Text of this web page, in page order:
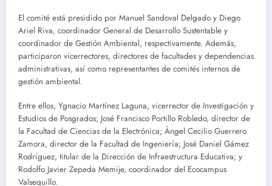
El comité está presidido por Manuel Sandoval Delgado y Diego
Ariel Riva, coordinador General de Desarrollo Sustentable y
coordinador de Gestión Ambiental, respectivamente. Además,
participaron vicerrectores, directores de facultades y dependencias
administrativas, así como representantes de comités internos de
gestión ambiental.
Entre ellos, Ygnacio Martínez Laguna, vicerrector de Investigación y
Estudios de Posgrados; José Francisco Portillo Robledo, director de
la Facultad de Ciencias de la Electrónica; Ángel Cecilio Guerrero
Zamora, director de la Facultad de Ingeniería; José Daniel Gámez
Rodríguez, titular de la Dirección de Infraestructura Educativa; y
Rodolfo Javier Zepeda Memije, coordinador del Ecocampus
Valsequillo.